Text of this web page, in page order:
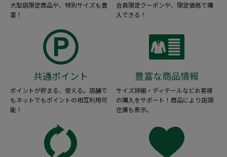
大型店限定商品や、特別サイズも豊
富！
会員限定クーポンや、限定価格で購
入できる！
共通ポイント
ポイントが貯まる、使える。店舗で
もネットでもポイントの相互利用可
能！
豊富な商品情報
サイズ詳細・ディテールなどお客様
の購入をサポート！商品により店頭
在庫も表示。